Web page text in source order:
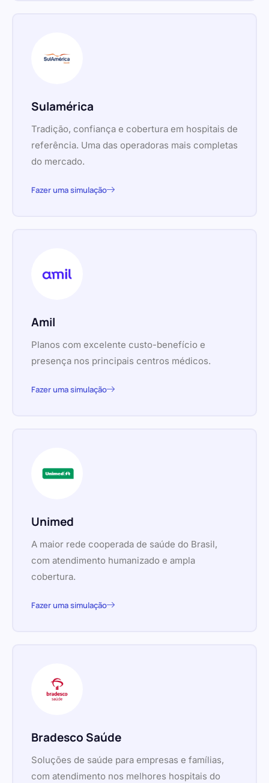
Sulamérica
Tradição, confiança e cobertura em hospitais de
referência. Uma das operadoras mais completas
do mercado.
Fazer uma simulação
Amil
Planos com excelente custo-benefício e
presença nos principais centros médicos.
Fazer uma simulação
Unimed
A maior rede cooperada de saúde do Brasil,
com atendimento humanizado e ampla
cobertura.
Fazer uma simulação
Bradesco Saúde
Soluções de saúde para empresas e famílias,
com atendimento nos melhores hospitais do